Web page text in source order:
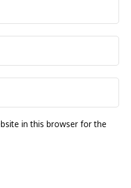
in this browser for the